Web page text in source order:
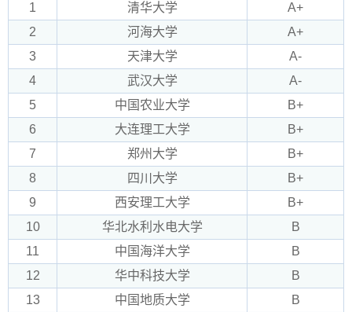
1
清华大学
A+
2
河海大学
A+
3
天津大学
A-
4
武汉大学
A-
5
中国农业大学
B+
6
大连理工大学
B+
7
郑州大学
B+
8
四川大学
B+
9
西安理工大学
B+
10
华北水利水电大学
B
11
中国海洋大学
B
12
华中科技大学
B
13
中国地质大学
B